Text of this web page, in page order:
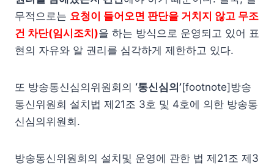
무적으로는 요청이 들어오면 판단을 거치지 않고 무조
건 차단(임시조치)을 하는 방식으로 운영되고 있어 표
현의 자유와 알 권리를 심각하게 제한하고 있다.
또 방송통신심의위원회의 ‘통신심의’[footnote]방송
통신위원회 설치법 제21조 3호 및 4호에 의한 방송통
신심의위원회.
방송통신위원회의 설치및 운영에 관한 법 제21조 제3